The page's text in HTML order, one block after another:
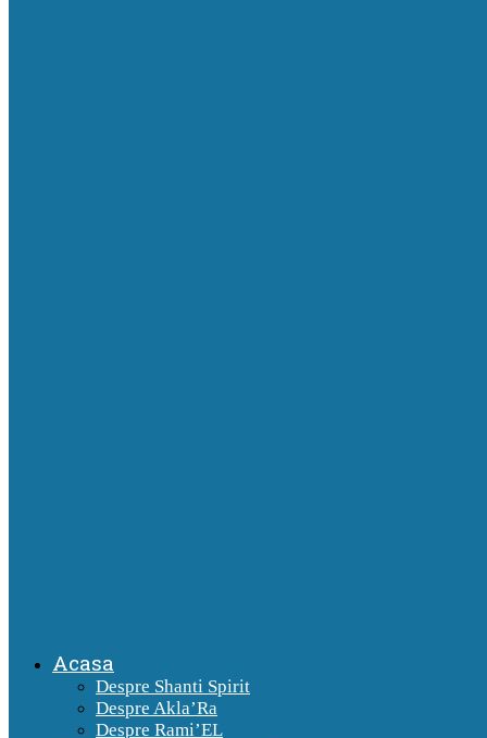
Acasa
Despre Shanti Spirit
Despre Akla’Ra
Despre Rami’EL